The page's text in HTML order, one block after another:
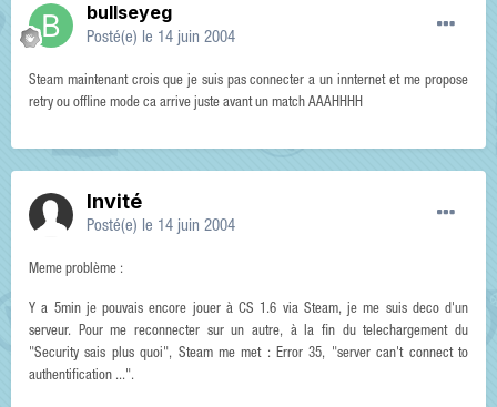
bullseyeg
Posté(e) le 14 juin 2004
Steam maintenant crois que je suis pas connecter a un innternet et me propose
retry ou offline mode ca arrive juste avant un match AAAHHHH
Invité
Posté(e) le 14 juin 2004
Meme problème :
Y a 5min je pouvais encore jouer à CS 1.6 via Steam, je me suis deco d'un
serveur. Pour me reconnecter sur un autre, à la fin du telechargement du
"Security sais plus quoi", Steam me met : Error 35, "server can't connect to
authentification ...".